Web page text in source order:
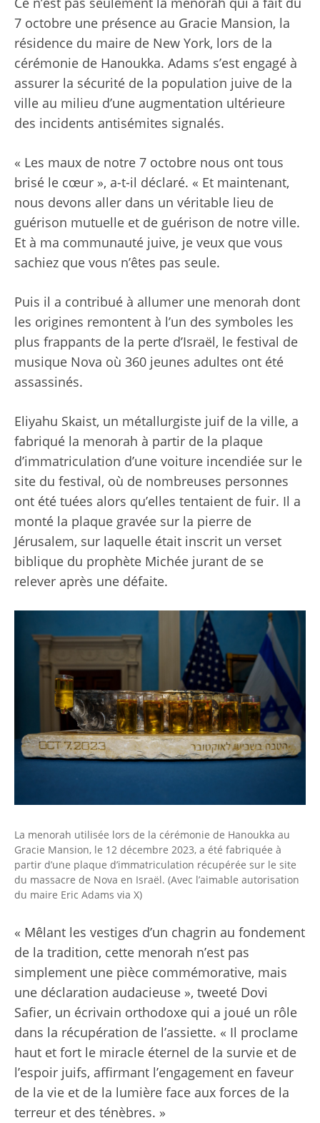
7 octobre une présence au Gracie Mansion, la
résidence du maire de New York, lors de la
cérémonie de Hanoukka. Adams s’est engagé à
assurer la sécurité de la population juive de la
ville au milieu d’une augmentation ultérieure
des incidents antisémites signalés.
« Les maux de notre 7 octobre nous ont tous
brisé le cœur », a-t-il déclaré. « Et maintenant,
nous devons aller dans un véritable lieu de
guérison mutuelle et de guérison de notre ville.
Et à ma communauté juive, je veux que vous
sachiez que vous n’êtes pas seule.
Puis il a contribué à allumer une menorah dont
les origines remontent à l’un des symboles les
plus frappants de la perte d’Israël, le festival de
musique Nova où 360 jeunes adultes ont été
assassinés.
Eliyahu Skaist, un métallurgiste juif de la ville, a
fabriqué la menorah à partir de la plaque
d’immatriculation d’une voiture incendiée sur le
site du festival, où de nombreuses personnes
ont été tuées alors qu’elles tentaient de fuir. Il a
monté la plaque gravée sur la pierre de
Jérusalem, sur laquelle était inscrit un verset
biblique du prophète Michée jurant de se
relever après une défaite.
La menorah utilisée lors de la cérémonie de Hanoukka au
Gracie Mansion, le 12 décembre 2023, a été fabriquée à
partir d’une plaque d’immatriculation récupérée sur le site
du massacre de Nova en Israël. (Avec l’aimable autorisation
du maire Eric Adams via X)
« Mêlant les vestiges d’un chagrin au fondement
de la tradition, cette menorah n’est pas
simplement une pièce commémorative, mais
une déclaration audacieuse », tweeté Dovi
Safier, un écrivain orthodoxe qui a joué un rôle
dans la récupération de l’assiette. « Il proclame
haut et fort le miracle éternel de la survie et de
l’espoir juifs, affirmant l’engagement en faveur
de la vie et de la lumière face aux forces de la
terreur et des ténèbres. »